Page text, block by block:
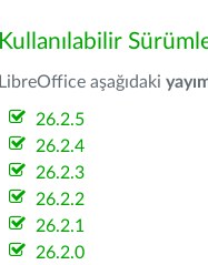
Kullanılabilir
LibreOffice aşağıdaki
26.2.5
26.2.4
26.2.3
26.2.2
26.2.1
26.2.0